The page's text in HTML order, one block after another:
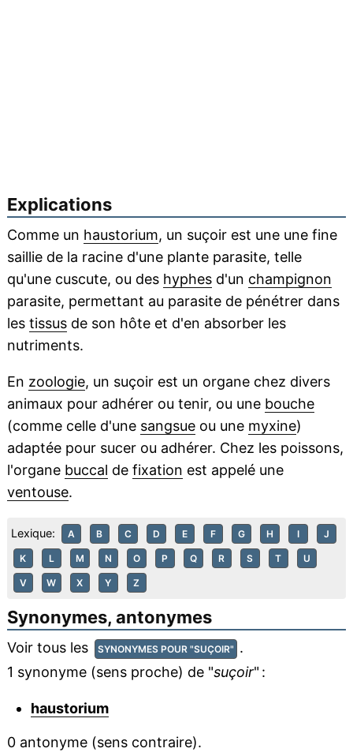
Explications
Comme un haustorium, un suçoir est une une fine
saillie de la racine d'une plante parasite, telle
qu'une cuscute, ou des hyphesd'un champignon
parasite, permettant au parasite de pénétrer dans
les tissusde son hôte et d'en absorber les
nutriments.
En zoologie, un suçoir est un organe chez divers
animaux pour adhérer ou tenir, ou une bouche
(comme celle d'une sangsueou une myxine)
adaptée pour sucer ou adhérer. Chez les poissons,
l'organe buccal de fixation est appelé une
ventouse.
Lexique: A B C D E F G H I J
K L M N O P Q R S T U
V W X Y Z
Synonymes, antonymes
Voir tous les SYNONYMES POUR "SUÇOIR" .
1 synonyme (sens proche) de "suçoir" :
haustorium
0 antonyme (sens contraire).